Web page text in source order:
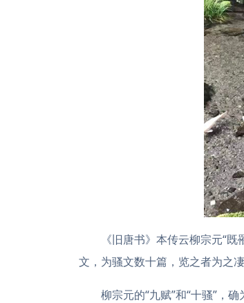
《旧唐书》本传云柳宗元“
文，为骚文数十篇，览之者为之
柳宗元的“九赋”和“十骚”，